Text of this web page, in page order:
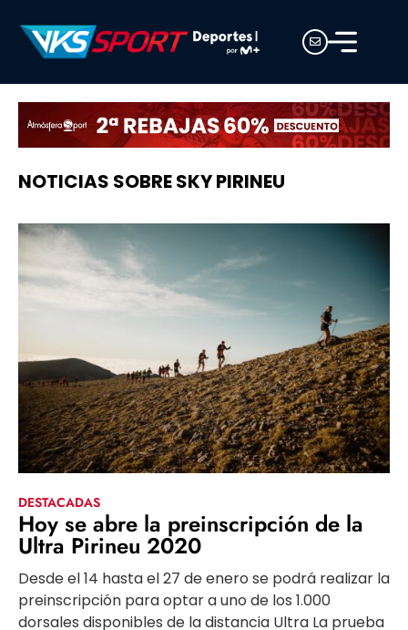
NOTICIAS SOBRE SKY PIRINEU
DESTACADAS
Hoy se abre la preinscripción de la
Ultra Pirineu 2020
Desde el 14 hasta el 27 de enero se podrá realizar la
preinscripción para optar a uno de los 1.000
dorsales disponibles de la distancia Ultra La prueba